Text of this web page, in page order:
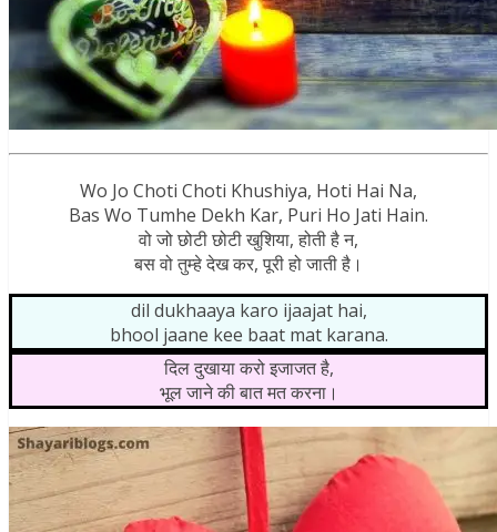
Wo Jo Choti Choti Khushiya, Hoti Hai Na,
Bas Wo Tumhe Dekh Kar, Puri Ho Jati Hain.
वो जो छोटी छोटी खुशिया, होती है न,
बस वो तुम्हे देख कर, पूरी हो जाती है।
dil dukhaaya karo ijaajat hai,
bhool jaane kee baat mat karana.
दिल दुखाया करो इजाजत है,
भूल जाने की बात मत करना।